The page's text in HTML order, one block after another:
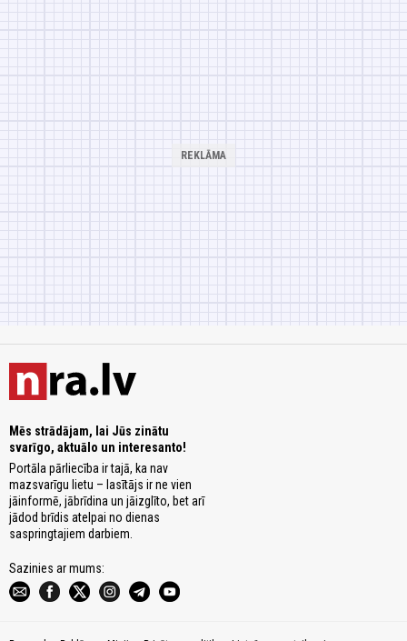
Mēs strādājam, lai Jūs zinātu
svarīgo, aktuālo un interesanto!
Portāla pārliecība ir tajā, ka nav
mazsvarīgu lietu – lasītājs ir ne vien
jāinformē, jābrīdina un jāizglīto, bet arī
jādod brīdis atelpai no dienas
saspringtajiem darbiem.
Sazinies ar mums: